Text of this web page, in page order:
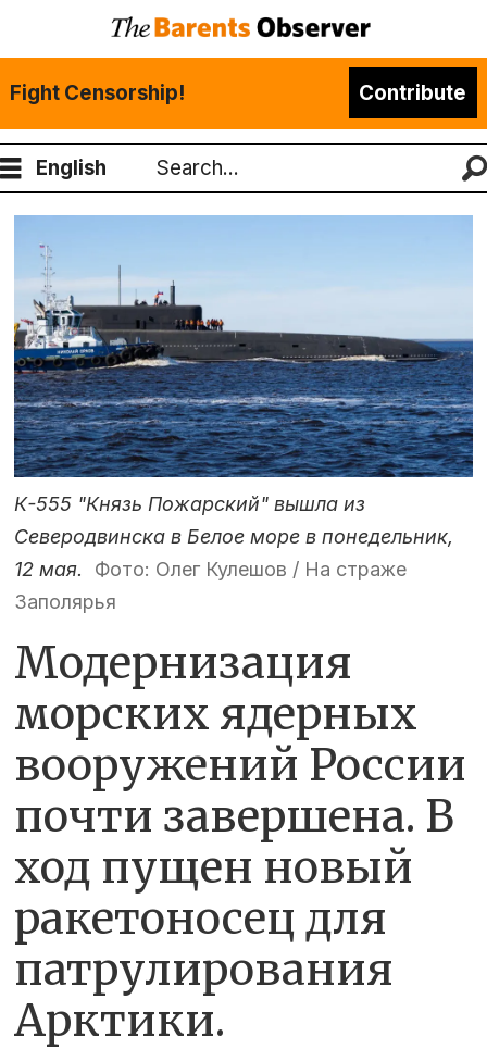
Fight Censorship! Contribute
English
Search
К-555 "Князь Пожарский" вышла из
Северодвинска в Белое море в понедельник,
12 мая.
Фото: Олег Кулешов / На страже
Заполярья
Модернизация
морских ядерных
вооружений России
почти завершена. В
ход пущен новый
ракетоносец для
патрулирования
Арктики.